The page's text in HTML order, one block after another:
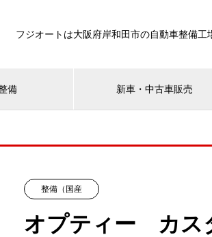
フジオートは大阪府岸和田市の自動車整備工
備 新車・中古車販売
整備（国産
オプティー カス